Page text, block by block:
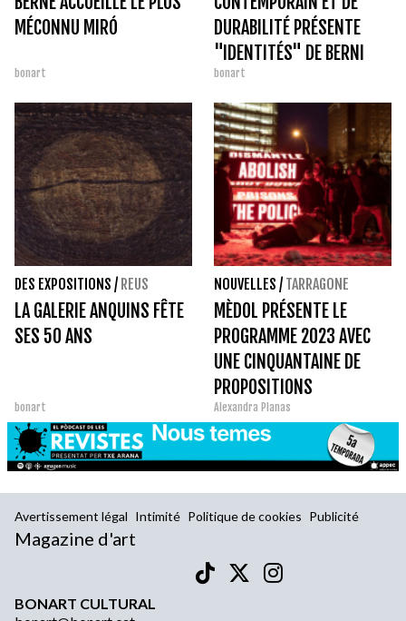
MÉCONNU MIRÓ
bonart
DURABILITÉ PRÉSENTE
"IDENTITÉS" DE BERNI
PUIG ET LE COLLECTIF
ARTÉRIA D'ARTÉS
bonart
DES EXPOSITIONS / REUS
LA GALERIE ANQUINS FÊTE
SES 50 ANS
bonart
NOUVELLES / TARRAGONE
MÈDOL PRÉSENTE LE
PROGRAMME 2023 AVEC
UNE CINQUANTAINE DE
PROPOSITIONS
PLURIDISCIPLINAIRES
Alexandra Planas
Avertissement légal Intimité Politique de cookies Publicité
Magazine d'art
BONART CULTURAL